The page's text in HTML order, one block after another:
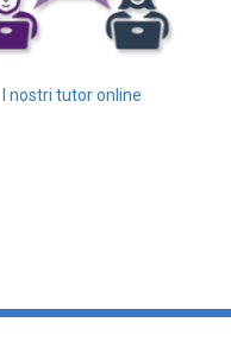
I nostri tutor online